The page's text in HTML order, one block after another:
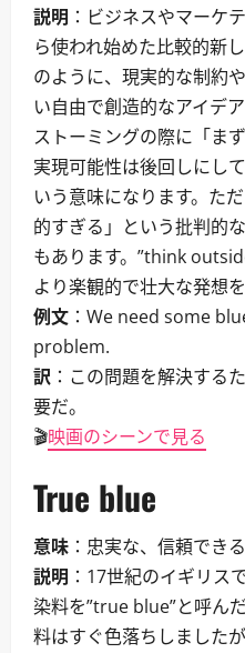
説明 ：ビジネスやマーケ
ら使われ始めた比較的新
のように、現実的な制約
い自由で創造的なアイデ
ストーミングの際に「ま
実現可能性は後回しにし
いう意味になります。た
的すぎる」という批判的
もあります。”think
より楽観的で壮大な発想を
例文 ：We need some
problem.
訳 ：この問題を解決する
要だ。
🎬映画のシーンで見る
True blue
意味 ：忠実な、信頼できる
説明 ：17世紀のイギリス
染料を”true blue”と呼ん
料はすぐ色落ちしました